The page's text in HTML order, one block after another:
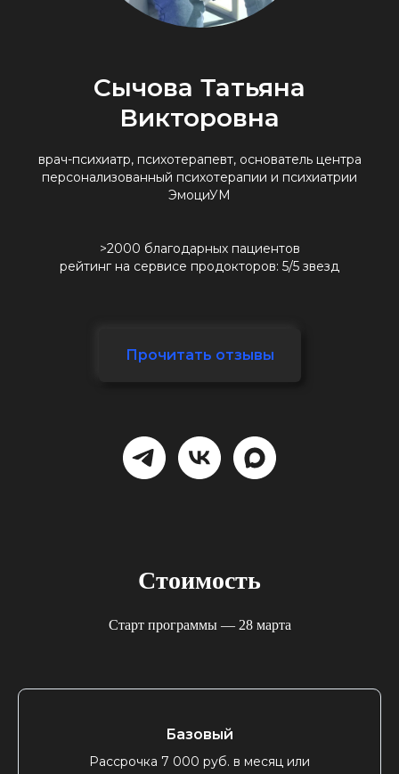
Сычова Татьяна
Викторовна
врач-психиатр, психотерапевт, основатель центра
персонализованный психотерапии и психиатрии
ЭмоциУМ
>2000 благодарных пациентов
рейтинг на сервисе продокторов: 5/5 звезд
Прочитать отзывы
Стоимость
Старт программы — 28 марта
Базовый
Рассрочка 7 000 руб. в месяц или